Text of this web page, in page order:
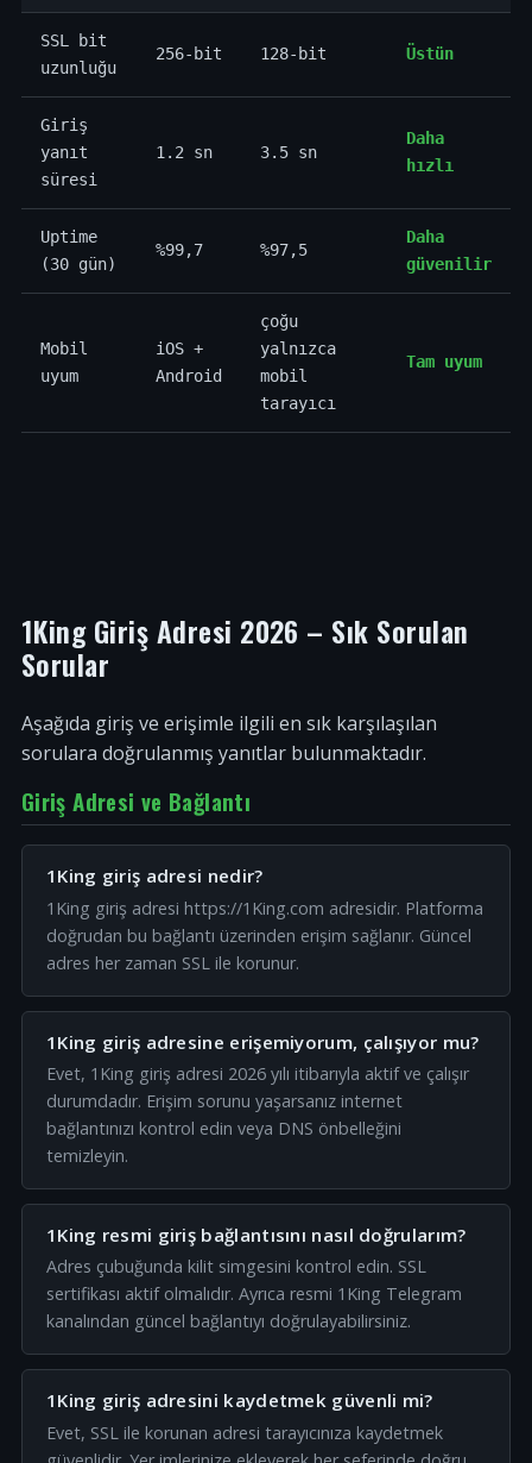
SSL bit
uzunluğu
256-bit 128-bit Üstün
Giriş
yanıt
süresi
1.2 sn 3.5 sn
Daha
hızlı
Uptime
(30 gün)
%99,7 %97,5
Daha
güvenilir
Mobil
uyum
iOS +
Android
çoğu
yalnızca
mobil
tarayıcı
Tam uyum
1King Giriş Adresi 2026 – Sık Sorulan
Sorular
Aşağıda giriş ve erişimle ilgili en sık karşılaşılan
sorulara doğrulanmış yanıtlar bulunmaktadır.
Giriş Adresi ve Bağlantı
1King giriş adresi nedir?
1King giriş adresi https://1King.com adresidir. Platforma
doğrudan bu bağlantı üzerinden erişim sağlanır. Güncel
adres her zaman SSL ile korunur.
1King giriş adresine erişemiyorum, çalışıyor mu?
Evet, 1King giriş adresi 2026 yılı itibarıyla aktif ve çalışır
durumdadır. Erişim sorunu yaşarsanız internet
bağlantınızı kontrol edin veya DNS önbelleğini
temizleyin.
1King resmi giriş bağlantısını nasıl doğrularım?
Adres çubuğunda kilit simgesini kontrol edin. SSL
sertifikası aktif olmalıdır. Ayrıca resmi 1King Telegram
kanalından güncel bağlantıyı doğrulayabilirsiniz.
1King giriş adresini kaydetmek güvenli mi?
Evet, SSL ile korunan adresi tarayıcınıza kaydetmek